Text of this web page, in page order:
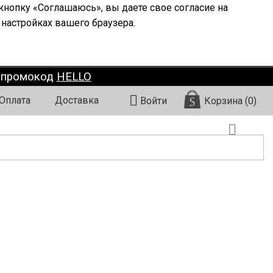
«Соглашаюсь», вы даете свое согласие на
вашего браузера.
HELLO
Доставка  Войти Корзина (0)
